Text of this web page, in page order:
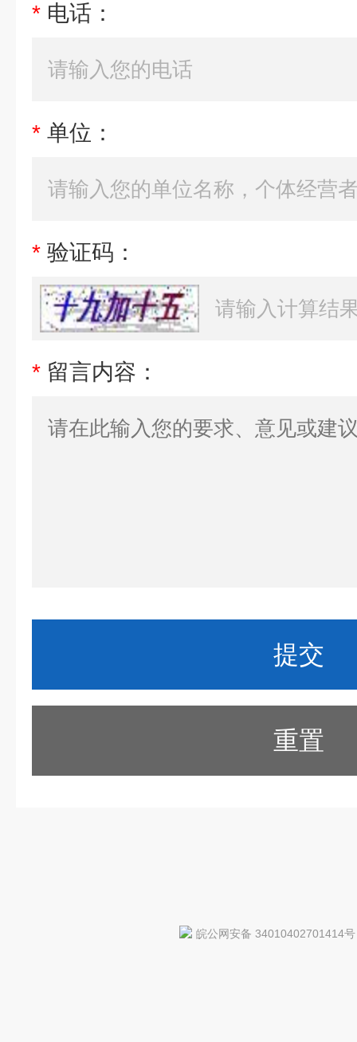
* 电话：
* 单位：
* 验证码：
* 留言内容：
重置
皖公网安备 34010402701414号